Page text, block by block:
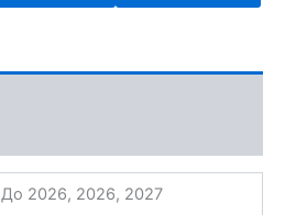
До 2026, 2026, 2027